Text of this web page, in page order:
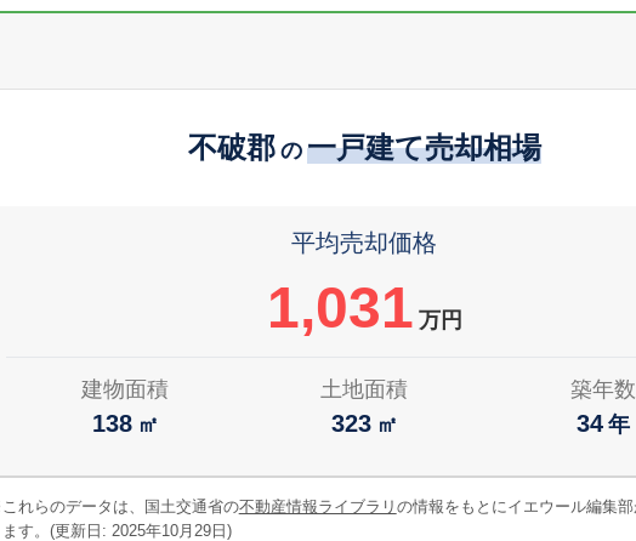
不破郡 の 一戸建て売却相場
平均売却価格
1,031 万円
建物面積
138 ㎡
土地面積
323 ㎡
築年数
34 年
これらのデータは、国土交通省の不動産情報ライブラリ の情報をもとにイエウール編集
ます。(更新日: 2025年10月29日)